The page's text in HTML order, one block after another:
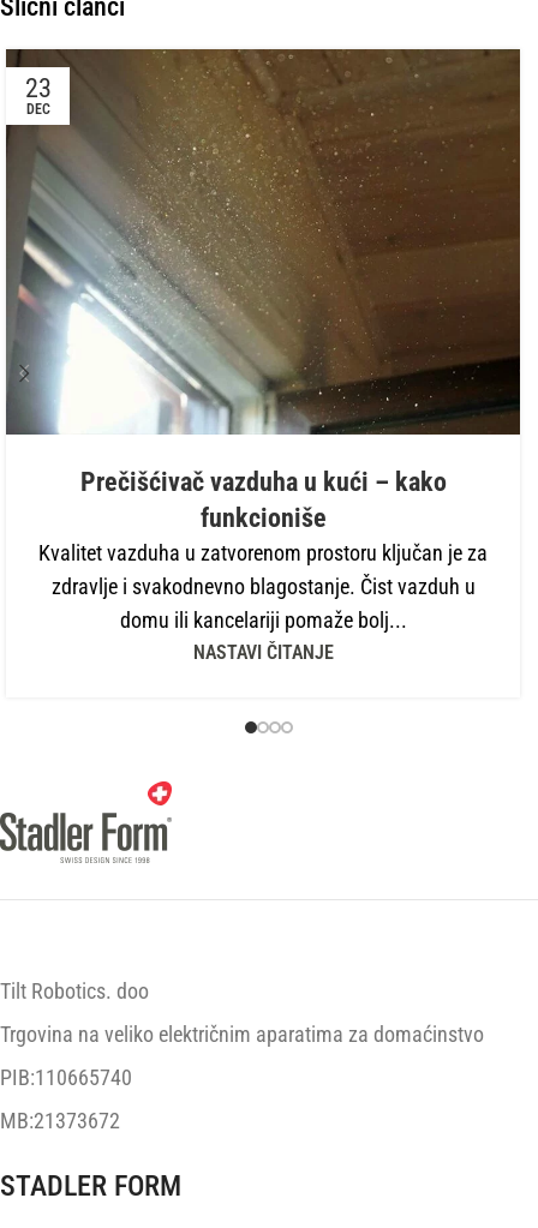
Slični članci
23
DEC
Prečišćivač vazduha u kući – kako
funkcioniše
Kvalitet vazduha u zatvorenom prostoru ključan je za
zdravlje i svakodnevno blagostanje. Čist vazduh u
domu ili kancelariji pomaže bolj...
NASTAVI ČITANJE
Tilt Robotics. doo
Trgovina na veliko električnim aparatima za domaćinstvo
PIB:110665740
MB:21373672
STADLER FORM